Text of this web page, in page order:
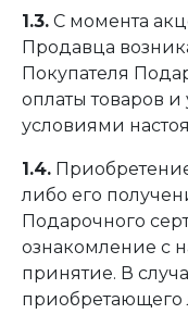
1.3. С момента
Продавца
Покупателя
оплаты товаров и
условиями
1.4.
либо его
Подарочного
ознакомление с
принятие. В